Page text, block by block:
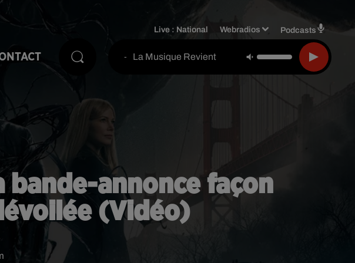
Live : National Webradios Podcasts
- La Musique Revient
bande-annonce façon
(Vidéo)